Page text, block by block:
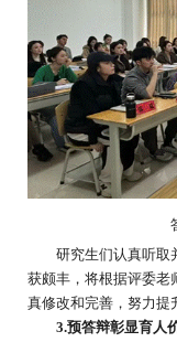
研究生们认真听取
获颇丰，将根据评委老
真修改和完善，努力提
3.预答辩彰显育人